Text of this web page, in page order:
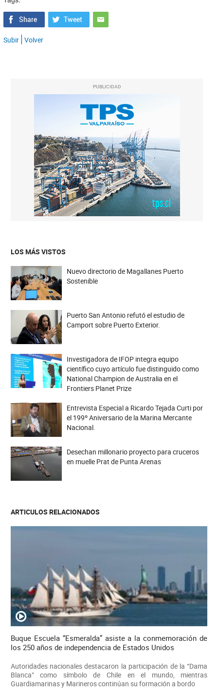
Subir Volver
PUBLICIDAD
LOS MÁS VISTOS
Nuevo directorio de Magallanes Puerto
Sostenible
Puerto San Antonio refutó el estudio de
Camport sobre Puerto Exterior.
Investigadora de IFOP integra equipo
científico cuyo artículo fue distinguido como
National Champion de Australia en el
Frontiers Planet Prize
Entrevista Especial a Ricardo Tejada Curti por
el 199º Aniversario de la Marina Mercante
Nacional.
Desechan millonario proyecto para cruceros
en muelle Prat de Punta Arenas
ARTICULOS RELACIONADOS
Buque Escuela “Esmeralda” asiste a la conmemoración de
los 250 años de independencia de Estados Unidos
Autoridades nacionales destacaron la participación de la “Dama
Blanca” como símbolo de Chile en el mundo, mientras
Guardiamarinas y Marineros continúan su formación a bordo